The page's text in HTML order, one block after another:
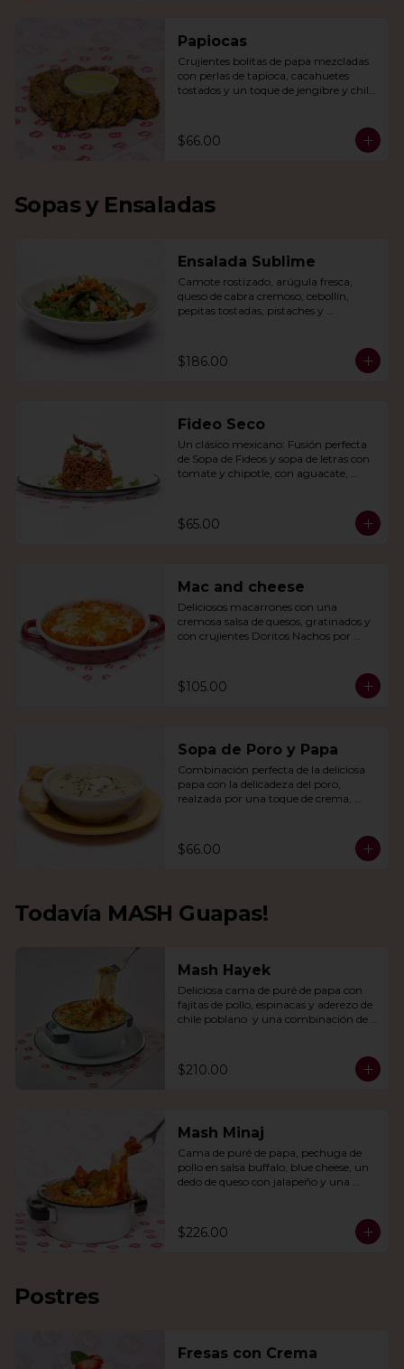
Papiocas
Crujientes bolitas de papa mezcladas
con perlas de tapioca, cacahuetes
tostados y un toque de jengibre y chile
$66.00
Sopas y Ensaladas
Ensalada Sublime
Camote rostizado, arúgula fresca,
queso de cabra cremoso, cebollín,
pepitas tostadas, pistaches y
$186.00
Fideo Seco
Un clásico mexicano: Fusión perfecta
de Sopa de Fideos y sopa de letras con
tomate y chipotle, con aguacate,
$65.00
Mac and cheese
Deliciosos macarrones con una
cremosa salsa de quesos, gratinados y
con crujientes Doritos Nachos por
$105.00
Sopa de Poro y Papa
Combinación perfecta de la deliciosa
papa con la delicadeza del poro,
realzada por una toque de crema,
$66.00
Todavía MASH Guapas!
Mash Hayek
Deliciosa cama de puré de papa con
fajitas de pollo, espinacas y aderezo de
chile poblano  y una combinación de
$210.00
Mash Minaj
Cama de puré de papa, pechuga de
pollo en salsa buffalo, blue cheese, un
dedo de queso con jalapeño y una
$226.00
Postres
Fresas con Crema